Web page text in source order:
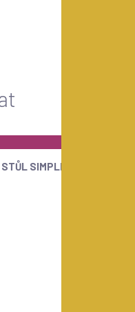
SIMPLE